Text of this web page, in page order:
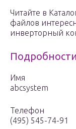
Читайте в
файлов
инверторный
Имя
abcsystem
Телефон
(495) 545-74-91